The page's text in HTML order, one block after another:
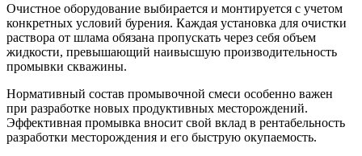
Очистное оборудование выбирается и монтируется с учетом
конкретных условий бурения. Каждая установка для очистки
раствора от шлама обязана пропускать через себя объем
жидкости, превышающий наивысшую производительность
промывки скважины.
Нормативный состав промывочной смеси особенно важен
при разработке новых продуктивных месторождений.
Эффективная промывка вносит свой вклад в рентабельность
разработки месторождения и его быструю окупаемость.